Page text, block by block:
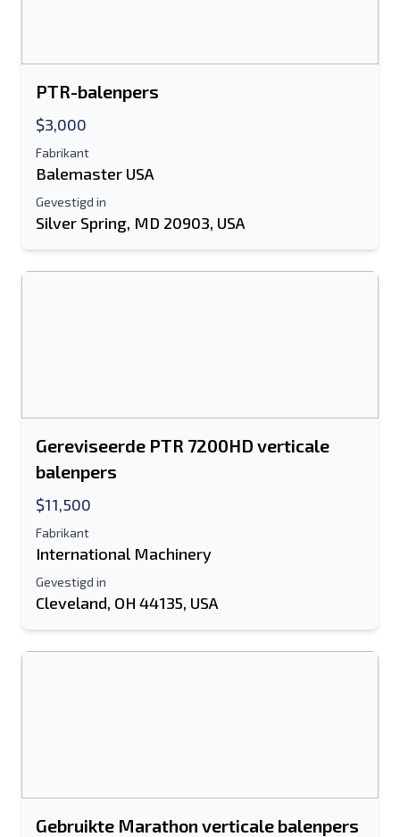
PTR-balenpers
$3,000
Fabrikant
Balemaster USA
Gevestigd in
Silver Spring, MD 20903, USA
Gereviseerde PTR 7200HD verticale
balenpers
$11,500
Fabrikant
International Machinery
Gevestigd in
Cleveland, OH 44135, USA
Gebruikte Marathon verticale balenpers